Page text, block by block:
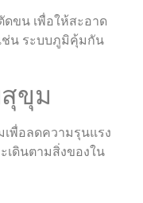
ขน เพื่อให้สะอาด
ช่น ระบบภูมิคุ้มกัน
ขุม
พื่อลดความรุนแรง
เดินตามสิ่งของใน